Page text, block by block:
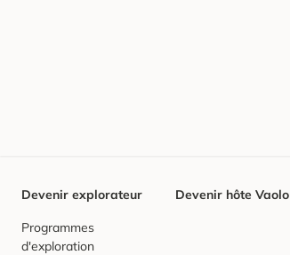
Devenir explorateur
Programmes
d'exploration
Devenir hôte Vaolo